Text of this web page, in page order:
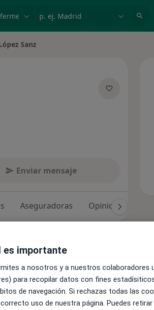
Sanz
Enviar mensaje
Aseguradoras Opiniones (30)
Médica y
dos áreas: las enfermedades
acné y rosácea, y el
hasta el tratamiento
es importante
a nosotros y a nuestros colaboradores
para recopilar datos con fines
de navegación. Si rechazas todas las
uso de nuestra página. Puedes